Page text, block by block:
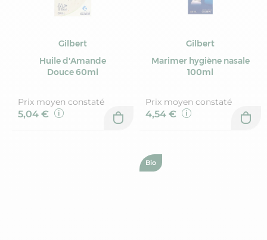
Gilbert
Huile d'Amande
Douce 60ml
Prix moyen constaté
5,04 €
Gilbert
Marimer hygiène nasale
100ml
Prix moyen constaté
4,54 €
Bio